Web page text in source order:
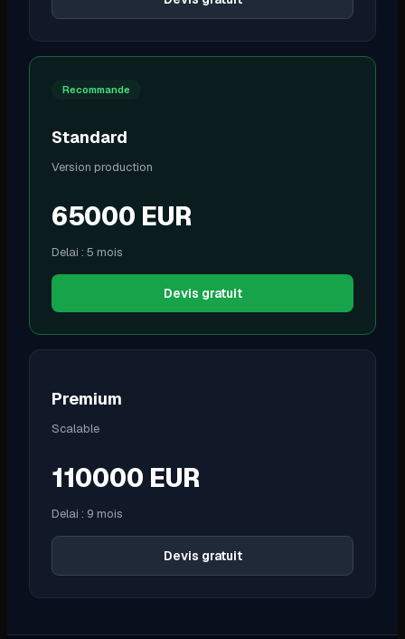
Recommande
Standard
Version production
65000 EUR
Delai : 5 mois
Devis gratuit
Premium
Scalable
110000 EUR
Delai : 9 mois
Devis gratuit